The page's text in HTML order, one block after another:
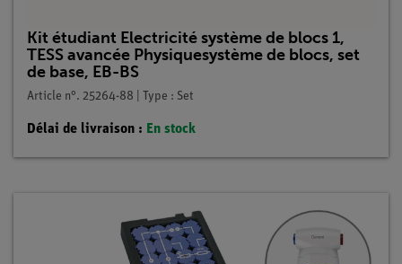
Kit étudiant Electricité système de blocs 1,
TESS avancée Physiquesystème de blocs, set
de base, EB-BS
Article n°. 25264-88 | Type : Set
Délai de livraison : En stock